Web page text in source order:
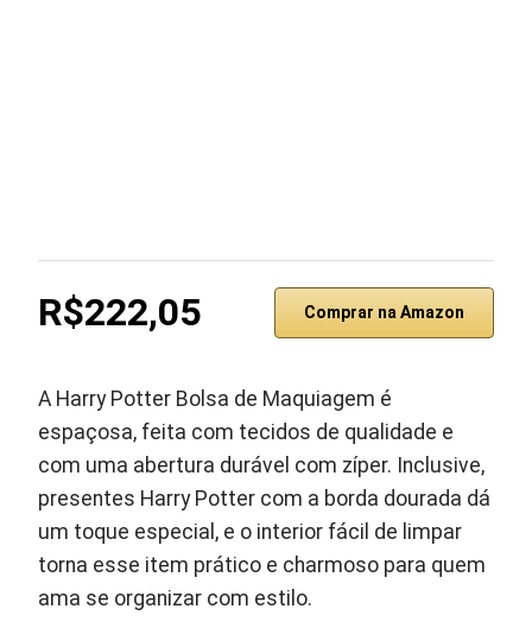
R$222,05 Comprar na Amazon
A Harry Potter Bolsa de Maquiagem é
espaçosa, feita com tecidos de qualidade e
com uma abertura durável com zíper. Inclusive,
presentes Harry Potter com a borda dourada dá
um toque especial, e o interior fácil de limpar
torna esse item prático e charmoso para quem
ama se organizar com estilo.